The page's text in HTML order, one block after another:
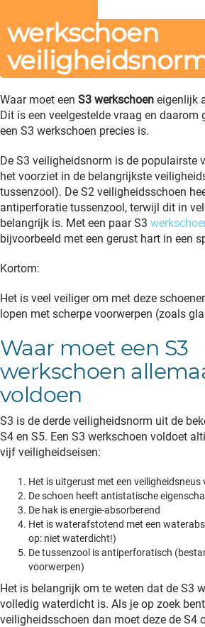
werkschoen
Waar moet een S3 werkschoen eigenlijk
Dit is een veelgestelde vraag en daarom
een S3 werkschoen precies is.
De S3 veiligheidsnorm is de populairste
het voorziet in de belangrijkste
tussenzool). De S2 veiligheidsschoen
antiperforatie tussenzool, terwijl dit in
belangrijk is. Met een paar S3
bijvoorbeeld met een gerust hart in een
Kortom:
Het is veel veiliger om met deze
lopen met scherpe voorwerpen (zoals
Waar moet een S3
werkschoen
voldoen
S3 is de derde veiligheidsnorm uit de
S4 en S5. Een S3 werkschoen voldoet
vijf veiligheidseisen:
Het is uitgerust met een
De schoen heeft antistatische
De hak is energie-absorberend
Het is waterafstotend met een
op: niet waterdicht!)
De tussenzool is antiperforatisch
voorwerpen)
Het is belangrijk om te weten dat de S3
volledig waterdicht is. Als je op zoek
veiligheidsschoen dan moet deze de S4